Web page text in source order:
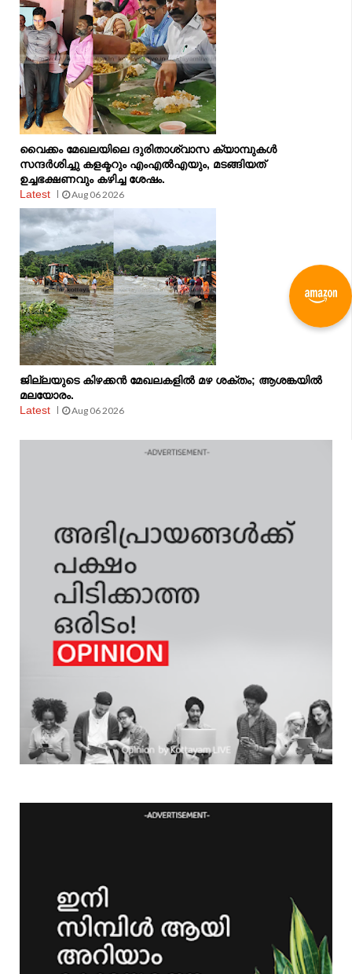
വൈക്കം മേഖലയിലെ ദുരിതാശ്വാസ ക്യാമ്പുകള്‍
സന്ദര്‍ശിച്ചു കളക്ടറും എംഎല്‍എയും, മടങ്ങിയത്
ഉച്ചഭക്ഷണവും കഴിച്ച ശേഷം.
Latest
Aug 06 2026
ജില്ലയുടെ കിഴക്കൻ മേഖലകളിൽ മഴ ശക്തം; ആശങ്കയിൽ
മലയോരം.
Latest
Aug 06 2026